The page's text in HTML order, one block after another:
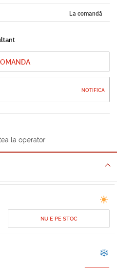
La comandă
NOTIFICA
la operator
NU E PE STOC